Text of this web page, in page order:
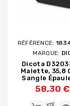
RÉFÉRENCE:
MARQUE:
Dicota
Malette, 35,8
Sangle
58,30 €